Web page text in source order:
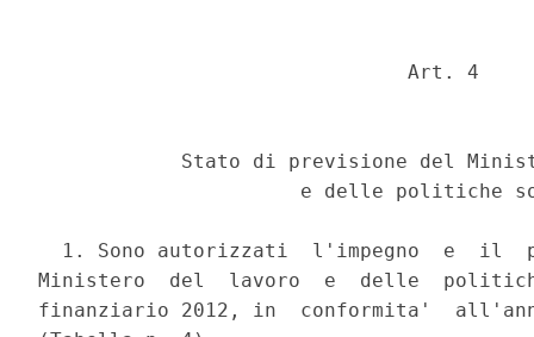
                               Art. 4
Stato di previsione del
e delle politiche
1. Sono autorizzati  l'impegno  e  il
Ministero  del  lavoro  e  delle
finanziario 2012, in  conformita'